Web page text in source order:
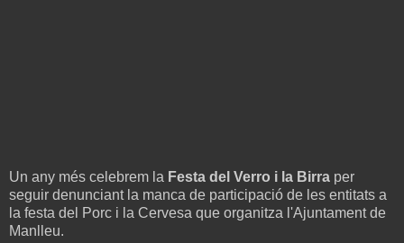
Un any més celebrem la Festa del Verro i la Birra per
seguir denunciant la manca de participació de les entitats a
la festa del Porc i la Cervesa que organitza l'Ajuntament de
Manlleu.